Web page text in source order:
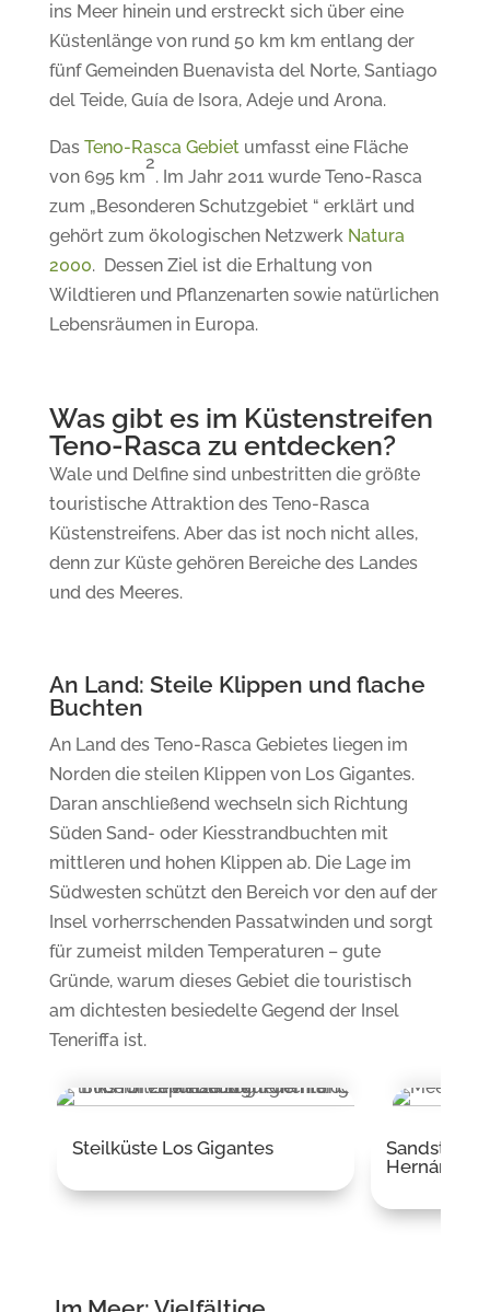
ins Meer hinein und erstreckt sich über eine
Küstenlänge von rund 50 km km entlang der
fünf Gemeinden Buenavista del Norte, Santiago
del Teide, Guía de Isora, Adeje und Arona.
Das Teno-Rasca Gebietumfasst eine Fläche
von 695 km
2
. Im Jahr 2011 wurde Teno-Rasca
zum „Besonderen Schutzgebiet “ erklärt und
gehört zum ökologischen Netzwerk Natura
2000. Dessen Ziel ist die Erhaltung von
Wildtieren und Pflanzenarten sowie natürlichen
Lebensräumen in Europa.
Was gibt es im Küstenstreifen
Teno-Rasca zu entdecken?
Wale und Delfine sind unbestritten die größte
touristische Attraktion des Teno-Rasca
Küstenstreifens. Aber das ist noch nicht alles,
denn zur Küste gehören Bereiche des Landes
und des Meeres.
An Land: Steile Klippen und flache
Buchten
An Land des Teno-Rasca Gebietes liegen im
Norden die steilen Klippen von Los Gigantes.
Daran anschließend wechseln sich Richtung
Süden Sand- oder Kiesstrandbuchten mit
mittleren und hohen Klippen ab. Die Lage im
Südwesten schützt den Bereich vor den auf der
Insel vorherrschenden Passatwinden und sorgt
für zumeist milden Temperaturen – gute
Gründe, warum dieses Gebiet die touristisch
am dichtesten besiedelte Gegend der Insel
Teneriffa ist.
Steilküste Los Gigantes
Sandstrand
Hernández